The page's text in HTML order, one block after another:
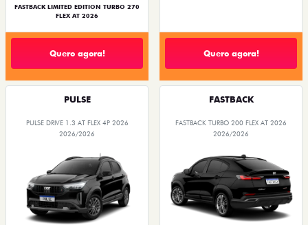
FASTBACK LIMITED EDITION TURBO 270
FLEX AT 2026
Quero agora! Quero agora!
PULSE
PULSE DRIVE 1.3 AT FLEX 4P 2026
2026/2026
FASTBACK
FASTBACK TURBO 200 FLEX AT 2026
2026/2026